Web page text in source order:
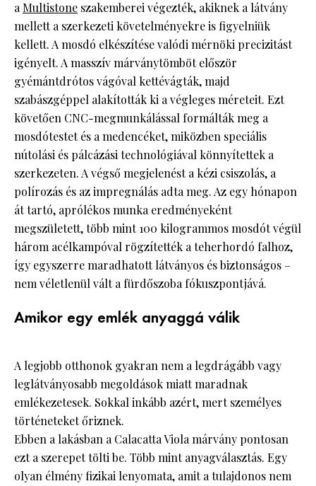
aMultistone szakemberei végezték, akiknek a látvány
mellett a szerkezeti követelményekre is figyelniük
kellett. A mosdó elkészítése valódi mérnöki precizitást
igényelt. A masszív márványtömböt először
gyémántdrótos vágóval kettévágták, majd
szabászgéppel alakították ki a végleges méreteit. Ezt
követően CNC-megmunkálással formálták meg a
mosdótestet és a medencéket, miközben speciális
nútolási és pálcázási technológiával könnyítettek a
szerkezeten. A végső megjelenést a kézi csiszolás, a
polírozás és az impregnálás adta meg. Az egy hónapon
át tartó, aprólékos munka eredményeként
megszületett, több mint 100 kilogrammos mosdót végül
három acélkampóval rögzítették a teherhordó falhoz,
így egyszerre maradhatott látványos és biztonságos –
nem véletlenül vált a fürdőszoba fókuszpontjává.
Amikor egy emlék anyaggá válik
A legjobb otthonok gyakran nem a legdrágább vagy
leglátványosabb megoldások miatt maradnak
emlékezetesek. Sokkal inkább azért, mert személyes
történeteket őriznek.
Ebben a lakásban a Calacatta Viola márvány pontosan
ezt a szerepet tölti be. Több mint anyagválasztás. Egy
olyan élmény fizikai lenyomata, amit a tulajdonos nem